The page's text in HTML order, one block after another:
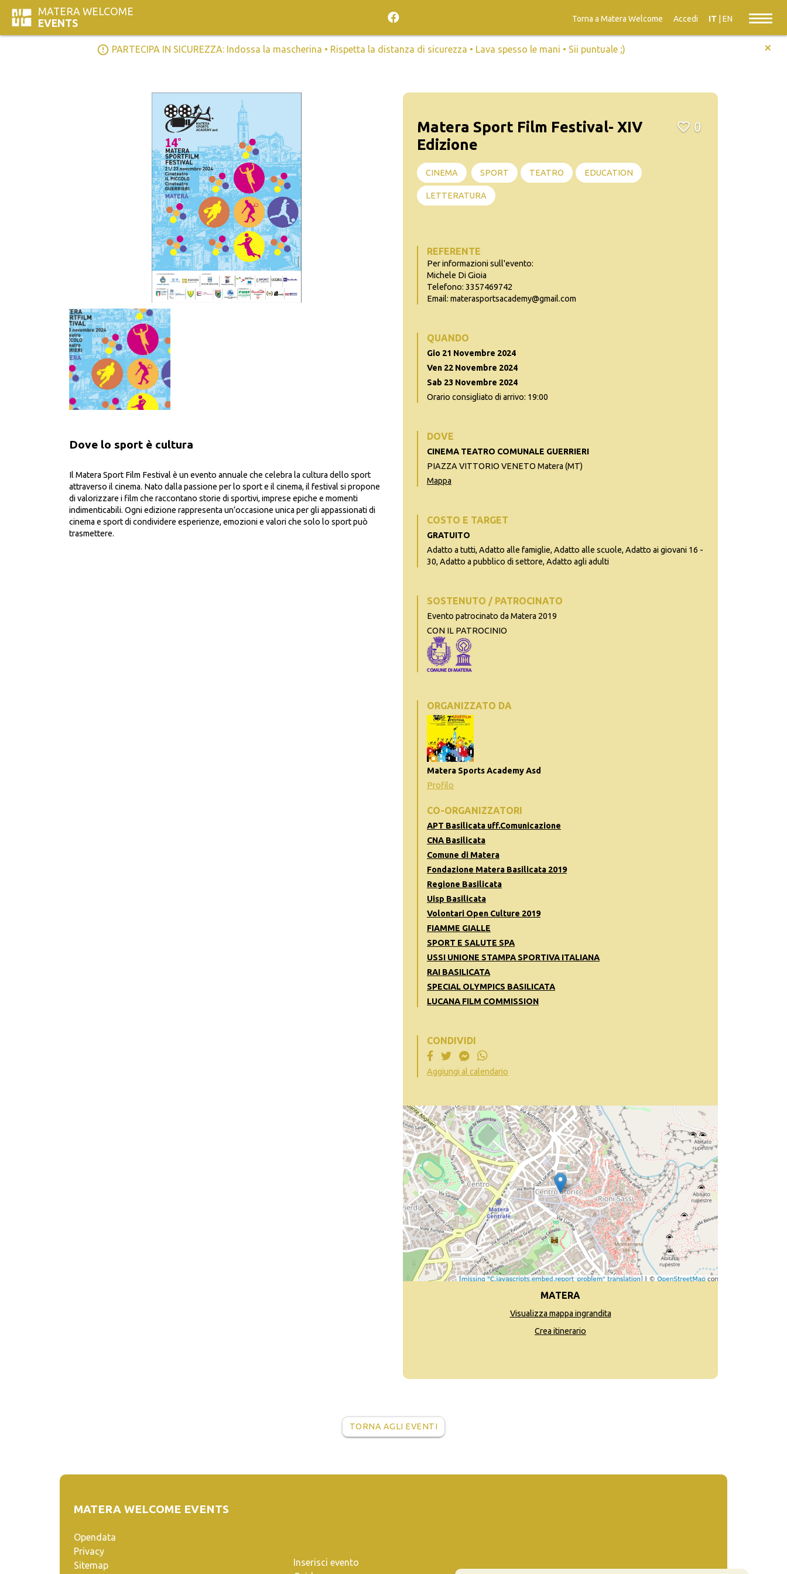
MATERA WELCOME
EVENTS
Torna a Matera Welcome Accedi IT EN
error_outline PARTECIPA IN SICUREZZA: Indossa la mascherina • Rispetta la distanza di sicurezza • Lava spesso le mani • Sii puntuale ;) +
Dove lo sport è cultura
Il Matera Sport Film Festival è un evento annuale che celebra la cultura dello sport
attraverso il cinema. Nato dalla passione per lo sport e il cinema, il festival si propone
di valorizzare i film che raccontano storie di sportivi, imprese epiche e momenti
indimenticabili. Ogni edizione rappresenta un’occasione unica per gli appassionati di
cinema e sport di condividere esperienze, emozioni e valori che solo lo sport può
trasmettere.
Matera Sport Film Festival- XIV
Edizione
0
CINEMA SPORT TEATRO EDUCATION
LETTERATURA
REFERENTE
Per informazioni sull'evento:
Michele Di Gioia
Telefono: 3357469742
Email: materasportsacademy@gmail.com
QUANDO
Gio 21 Novembre 2024
Ven 22 Novembre 2024
Sab 23 Novembre 2024
Orario consigliato di arrivo: 19:00
DOVE
CINEMA TEATRO COMUNALE GUERRIERI
PIAZZA VITTORIO VENETO Matera (MT)
Mappa
COSTO E TARGET
GRATUITO
Adatto a tutti, Adatto alle famiglie, Adatto alle scuole, Adatto ai giovani 16 -
30, Adatto a pubblico di settore, Adatto agli adulti
SOSTENUTO / PATROCINATO
Evento patrocinato da Matera 2019
CON IL PATROCINIO
ORGANIZZATO DA
Matera Sports Academy Asd
Profilo
CO-ORGANIZZATORI
APT Basilicata uff.Comunicazione
CNA Basilicata
Comune di Matera
Fondazione Matera Basilicata 2019
Regione Basilicata
Uisp Basilicata
Volontari Open Culture 2019
FIAMME GIALLE
SPORT E SALUTE SPA
USSI UNIONE STAMPA SPORTIVA ITALIANA
RAI BASILICATA
SPECIAL OLYMPICS BASILICATA
LUCANA FILM COMMISSION
CONDIVIDI
Aggiungi al calendario
MATERA
Visualizza mappa ingrandita
Crea itinerario
TORNA AGLI EVENTI
MATERA WELCOME EVENTS
Opendata
Privacy
Sitemap
Inserisci evento